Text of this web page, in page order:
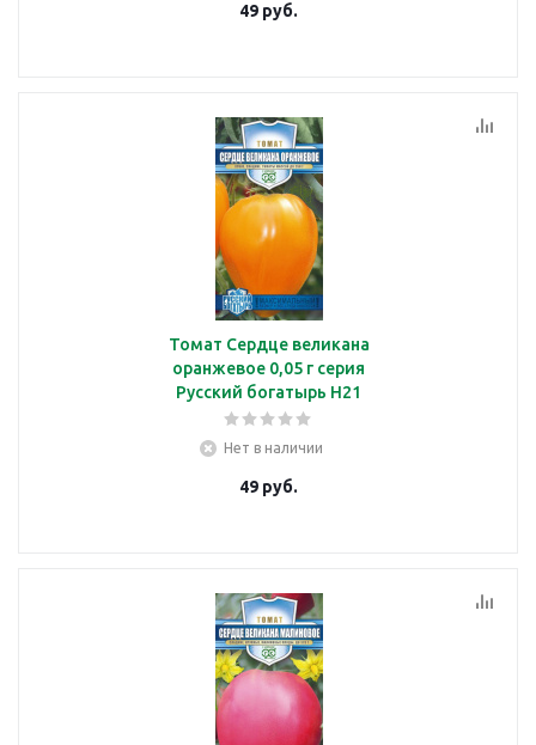
49 руб.
Томат Сердце великана
оранжевое 0,05 г серия
Русский богатырь Н21
Нет в наличии
49 руб.